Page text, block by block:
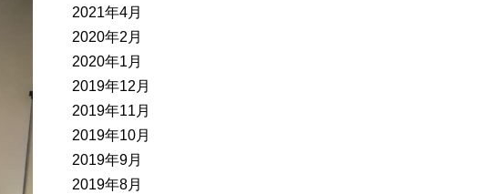
2021年4月
2020年2月
2020年1月
2019年12月
2019年11月
2019年10月
2019年9月
2019年8月